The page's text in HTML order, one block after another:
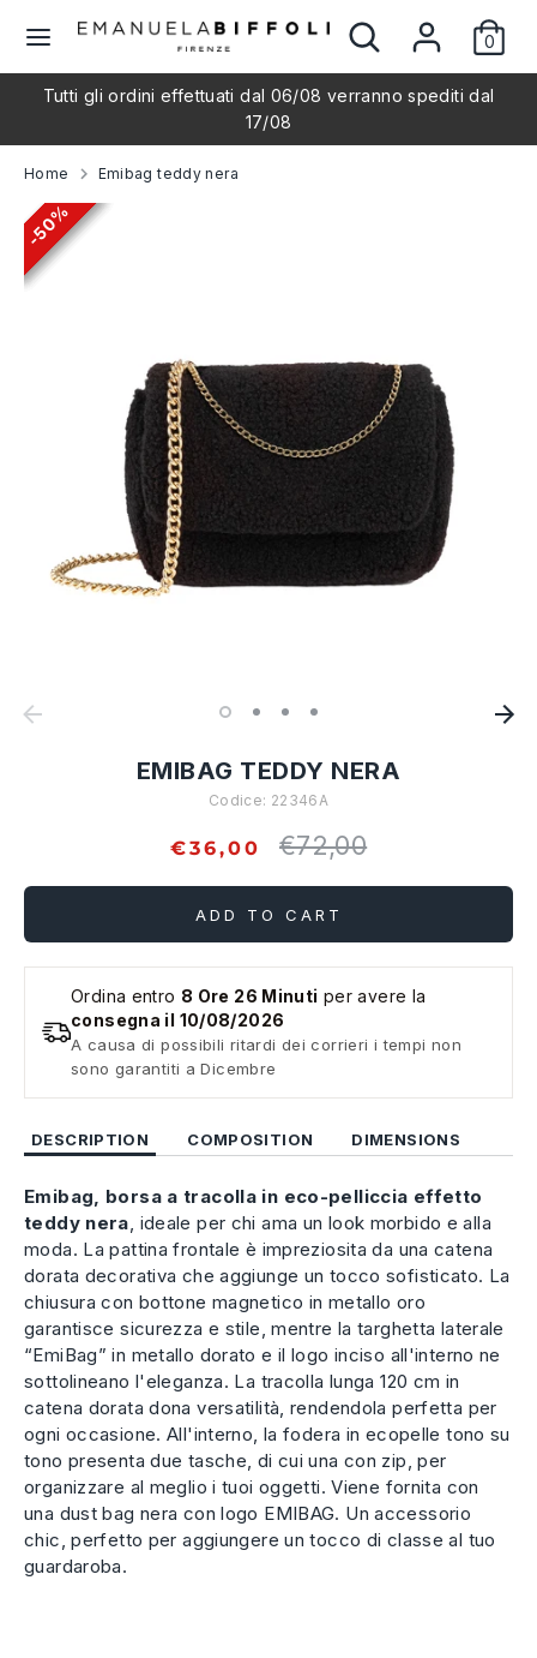
Search
Search
store
0
L
a
n
g
u
our
store
Tutti gli ordini effettuati dal 06/08 verranno spediti dal
17/08
Home Emibag teddy nera
50%
50%
50%
50%
50%
EMIBAG TEDDY NERA
Codice: 22346A
€36,00
Regular
€72,00
ADD TO CART
Ordina entro 8 Ore 26 Minuti per avere la
consegna il 10/08/2026
A causa di possibili ritardi dei corrieri i tempi non
sono garantiti a Dicembre
DESCRIPTION COMPOSITION DIMENSIONS
Emibag, borsa a tracolla in eco-pelliccia effetto
teddy nera , ideale per chi ama un look morbido e alla
moda. La pattina frontale è impreziosita da una catena
dorata decorativa che aggiunge un tocco sofisticato. La
chiusura con bottone magnetico in metallo oro
garantisce sicurezza e stile, mentre la targhetta laterale
“EmiBag” in metallo dorato e il logo inciso all'interno ne
sottolineano l'eleganza. La tracolla lunga 120 cm in
catena dorata dona versatilità, rendendola perfetta per
ogni occasione. All'interno, la fodera in ecopelle tono su
tono presenta due tasche, di cui una con zip, per
organizzare al meglio i tuoi oggetti. Viene fornita con
una dust bag nera con logo EMIBAG. Un accessorio
chic, perfetto per aggiungere un tocco di classe al tuo
guardaroba.